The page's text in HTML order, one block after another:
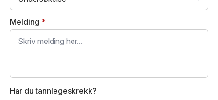
Melding *
Har du tannlegeskrekk?